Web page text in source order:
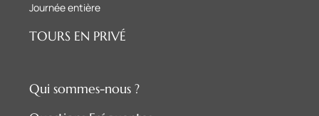
Journée entière
TOURS EN PRIVÉ
Qui sommes-nous ?